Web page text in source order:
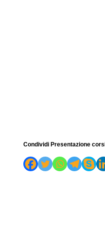
Condividi Presentazione